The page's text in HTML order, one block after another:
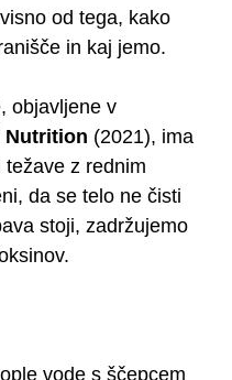
od tega, kako
in kaj jemo.
objavljene v
Nutrition (2021), ima
z rednim
da se telo ne čisti
stoji, zadržujemo
vode s ščepcem